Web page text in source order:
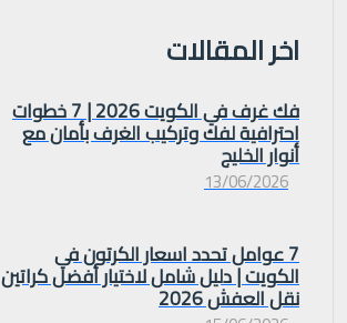
اخر المقالات
فك غرف في الكويت 2026 | 7 خطوات
احترافية لفك وتركيب الغرف بأمان مع
أنوار الخليج
13/06/2026
7 عوامل تحدد اسعار الكرتون في
الكويت | دليل شامل لاختيار أفضل كراتين
نقل العفش 2026